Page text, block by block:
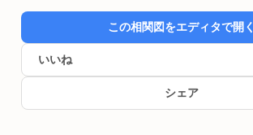
この相関図をエディタで開く
いいね
シェア